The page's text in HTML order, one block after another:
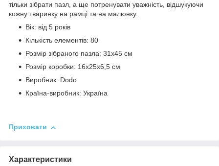
тільки зібрати пазл, а ще потренувати уважність, відшукуючи
кожну тваринку на рамці та на малюнку.
Вік: від 5 років
Кількість елементів: 80
Розмір зібраного пазла: 31х45 см
Розмір коробки: 16х25х6,5 см
Виробник: Dodo
Країна-виробник: Україна
Приховати
Характеристики